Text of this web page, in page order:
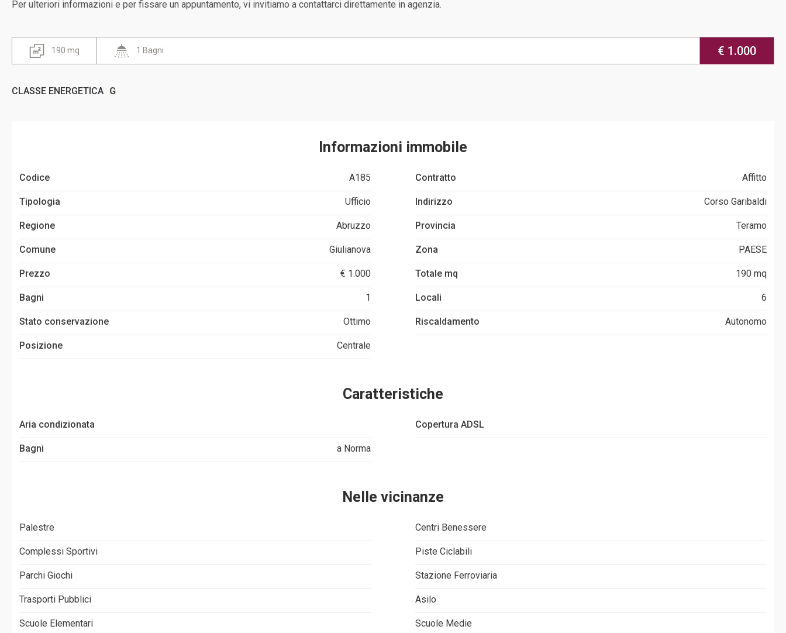
Per ulteriori informazioni e per fissare un appuntamento, vi invitiamo a contattarci direttamente in agenzia.
190 mq 1 Bagni € 1.000
CLASSE ENERGETICA G
Informazioni immobile
Codice A185 Contratto Affitto
Tipologia Ufficio Indirizzo Corso Garibaldi
Regione Abruzzo Provincia Teramo
Comune Giulianova Zona PAESE
Prezzo € 1.000 Totale mq 190 mq
Bagni 1 Locali 6
Stato conservazione Ottimo Riscaldamento Autonomo
Posizione Centrale
Caratteristiche
Aria condizionata Copertura ADSL
Bagni a Norma
Nelle vicinanze
Palestre Centri Benessere
Complessi Sportivi Piste Ciclabili
Parchi Giochi Stazione Ferroviaria
Trasporti Pubblici Asilo
Scuole Elementari Scuole Medie